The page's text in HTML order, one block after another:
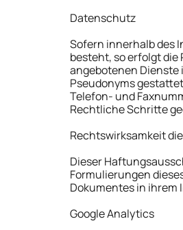
Datenschutz
Sofern innerhalb des
besteht, so erfolgt die
angebotenen Dienste
Pseudonyms
Telefon- und
Rechtliche Schritte
Rechtswirksamkeit
Dieser
Formulierungen
Dokumentes in
Google Analytics